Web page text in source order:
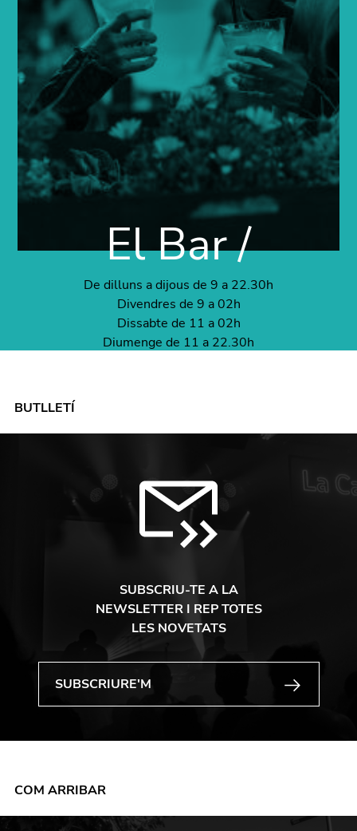
El Bar /
De dilluns a dijous de 9 a 22.30h
Divendres de 9 a 02h
Dissabte de 11 a 02h
Diumenge de 11 a 22.30h
BUTLLETÍ
SUBSCRIU-TE A LA
NEWSLETTER I REP TOTES
LES NOVETATS
COM ARRIBAR